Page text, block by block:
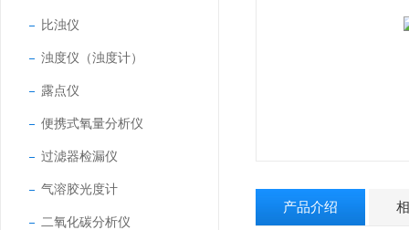
比浊仪
浊度仪（浊度计）
露点仪
便携式氧量分析仪
过滤器检漏仪
气溶胶光度计
二氧化碳分析仪
产品介绍